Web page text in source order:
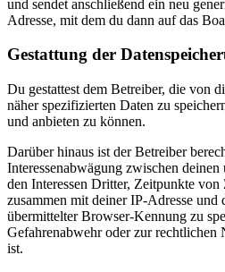
und sendet anschließend ein neu
Adresse, mit dem du dann auf das
Gestattung der
Du gestattest dem Betreiber, die von
näher spezifizierten Daten zu
und anbieten zu können.
Darüber hinaus ist der Betreiber
Interessenabwägung zwischen deinen
den Interessen Dritter, Zeitpunkte
zusammen mit deiner IP-Adresse
übermittelter Browser-Kennung zu
Gefahrenabwehr oder zur
ist.